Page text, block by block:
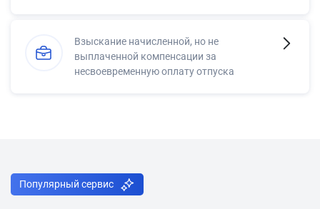
Взыскание начисленной, но не
выплаченной компенсации за
несвоевременную оплату отпуска
Популярный сервис